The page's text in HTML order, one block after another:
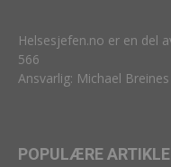
Helsesjefen.no er en del
566
Ansvarlig: Michael
POPULÆRE